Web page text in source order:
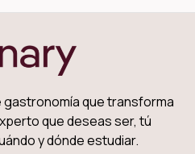
gastronomía que transforma
que deseas ser, tú
y dónde estudiar.